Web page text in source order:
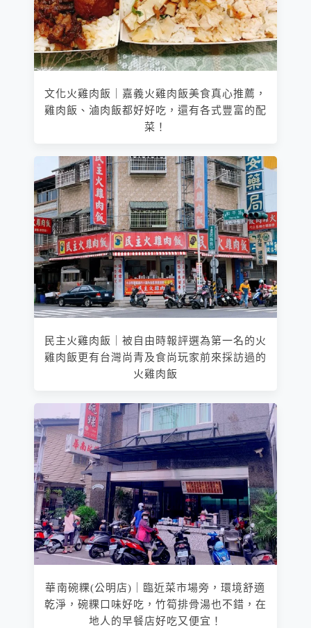
文化火雞肉飯｜嘉義火雞肉飯美食真心推薦，
雞肉飯、滷肉飯都好好吃，還有各式豐富的配
菜！
民主火雞肉飯｜被自由時報評選為第一名的火
雞肉飯更有台灣尚青及食尚玩家前來採訪過的
火雞肉飯
華南碗粿(公明店)｜臨近菜市場旁，環境舒適
乾淨，碗粿口味好吃，竹筍排骨湯也不錯，在
地人的早餐店好吃又便宜！